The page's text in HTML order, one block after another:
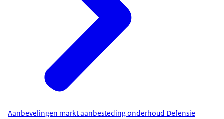
Aanbevelingen markt aanbesteding onderhoud Defensie